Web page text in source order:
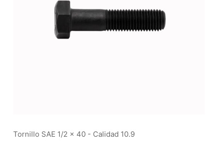
Tornillo SAE 1/2 x 40 - Calidad 10.9